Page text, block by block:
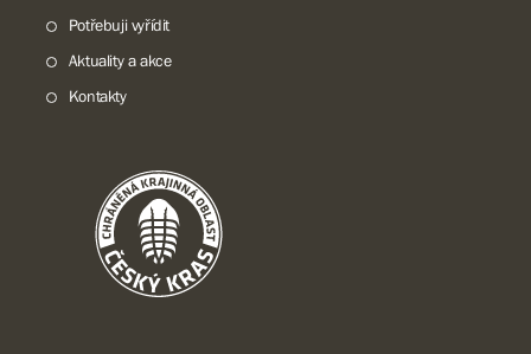
Potřebuji vyřídit
Aktuality a akce
Kontakty